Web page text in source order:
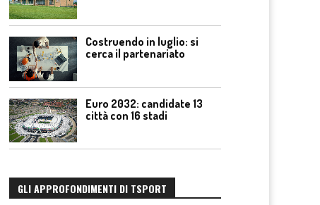
Costruendo in luglio: si
cerca il partenariato
Euro 2032: candidate 13
città con 16 stadi
GLI APPROFONDIMENTI DI TSPORT